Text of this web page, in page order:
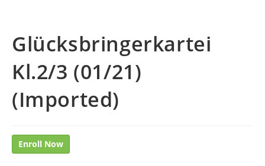
Glücksbringerkartei
Kl.2/3 (01/21)
(Imported)
Enroll Now